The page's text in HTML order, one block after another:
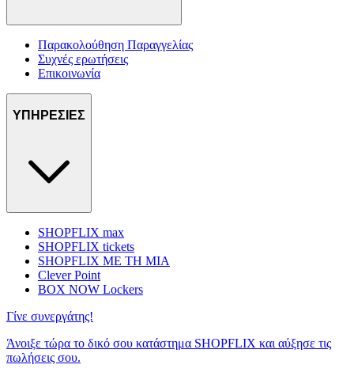
Παρακολούθηση Παραγγελίας
Συχνές ερωτήσεις
Επικοινωνία
ΥΠΗΡΕΣΙΕΣ
SHOPFLIX max
SHOPFLIX tickets
SHOPFLIX ΜΕ ΤΗ ΜΙΑ
Clever Point
BOX NOW Lockers
Γίνε συνεργάτης!
Άνοιξε τώρα το δικό σου κατάστημα SHOPFLIX και αύξησε τις
πωλήσεις σου.